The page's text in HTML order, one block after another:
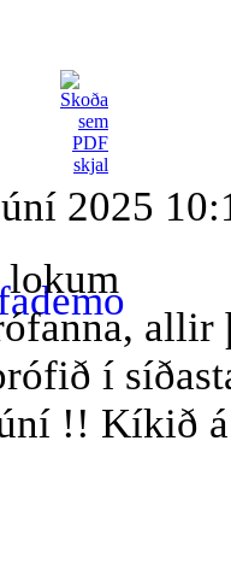
2025
lokum
allir
í
!! Kíkið